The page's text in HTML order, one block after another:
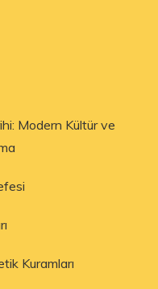
Modern Kültür ve
Kuramları